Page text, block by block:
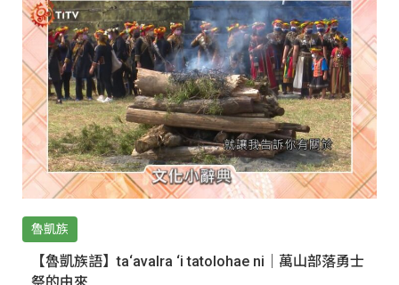
魯凱族
【魯凱族語】ta‘avalra ‘i tatolohae ni｜萬山部落勇士